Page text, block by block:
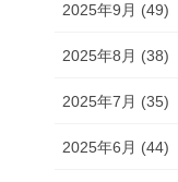
2025年9月 (49)
2025年8月 (38)
2025年7月 (35)
2025年6月 (44)